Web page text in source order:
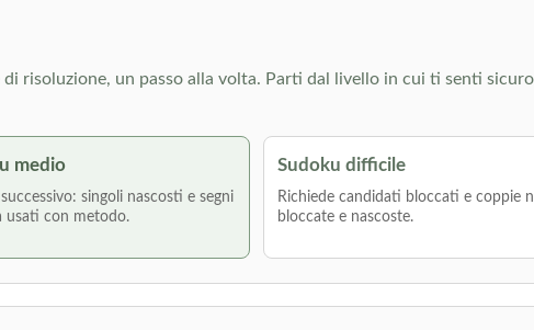
risoluzione, un passo alla volta. Parti dal livello in cui ti senti
medio
successivo: singoli nascosti e segni
usati con metodo.
Sudoku difficile
Richiede candidati bloccati e coppie
bloccate e nascoste.